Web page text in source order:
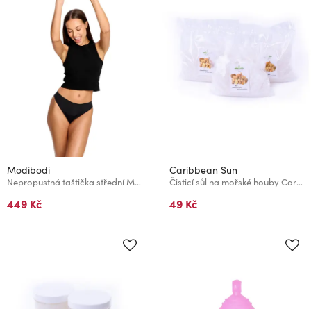
Modibodi
Nepropustná taštička střední Modibodi
449 Kč
Caribbean Sun
Čisticí sůl na mořské houby Caribbean Sun 70 g
49 Kč